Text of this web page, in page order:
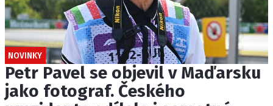
NOVINKY
Petr Pavel se objevil v Maďarsku
jako fotograf. Českého